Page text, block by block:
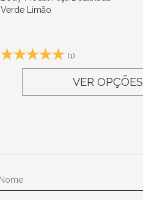
Verde Limão
(1)
VER OPÇÕES